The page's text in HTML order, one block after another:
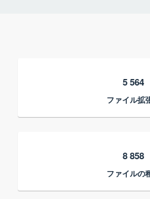
5 564
ファイル拡
8 858
ファイルの